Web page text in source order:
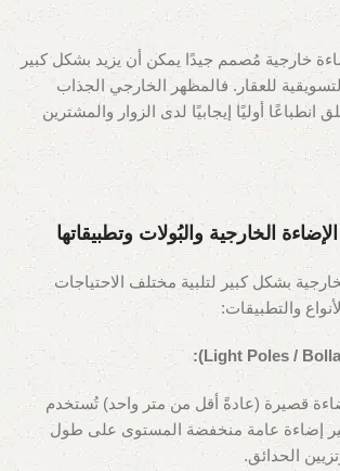
خارجية مُصمم جيدًا يمكن أن يزيد بشكل كبير
للعقار. فالمظهر الخارجي الجذاب
أوليًا إيجابيًا لدى الزوار والمشترين
الخارجية والبُولات وتطبيقاتها
بشكل كبير لتلبية مختلف الاحتياجات
والتطبيقات:
قصيرة (عادةً أقل من متر واحد) تُستخدم
إضاءة عامة منخفضة المستوى على طول
الحدائق.